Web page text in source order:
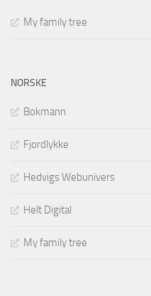
My family tree
NORSKE
Bokmann
Fjordlykke
Hedvigs Webunivers
Helt Digital
My family tree